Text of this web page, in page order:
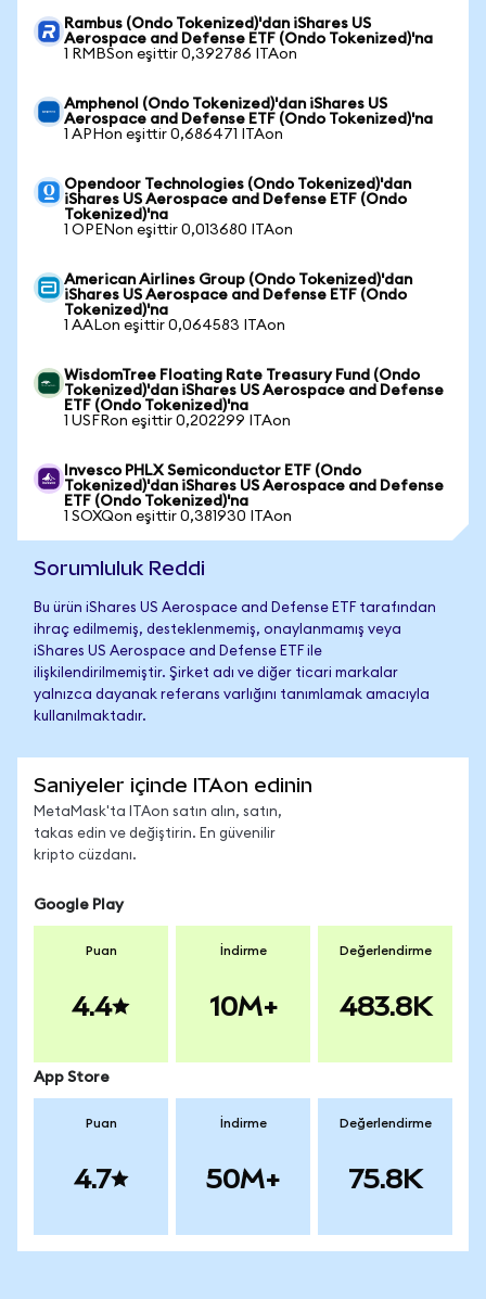
Rambus (Ondo Tokenized)'dan iShares US
Aerospace and Defense ETF (Ondo Tokenized)'na
1 RMBSon eşittir 0,392786 ITAon
Amphenol (Ondo Tokenized)'dan iShares US
Aerospace and Defense ETF (Ondo Tokenized)'na
1 APHon eşittir 0,686471 ITAon
Opendoor Technologies (Ondo Tokenized)'dan
iShares US Aerospace and Defense ETF (Ondo
Tokenized)'na
1 OPENon eşittir 0,013680 ITAon
American Airlines Group (Ondo Tokenized)'dan
iShares US Aerospace and Defense ETF (Ondo
Tokenized)'na
1 AALon eşittir 0,064583 ITAon
WisdomTree Floating Rate Treasury Fund (Ondo
Tokenized)'dan iShares US Aerospace and Defense
ETF (Ondo Tokenized)'na
1 USFRon eşittir 0,202299 ITAon
Invesco PHLX Semiconductor ETF (Ondo
Tokenized)'dan iShares US Aerospace and Defense
ETF (Ondo Tokenized)'na
1 SOXQon eşittir 0,381930 ITAon
Sorumluluk Reddi
Bu ürün iShares US Aerospace and Defense ETF tarafından
ihraç edilmemiş, desteklenmemiş, onaylanmamış veya
iShares US Aerospace and Defense ETF ile
ilişkilendirilmemiştir. Şirket adı ve diğer ticari markalar
yalnızca dayanak referans varlığını tanımlamak amacıyla
kullanılmaktadır.
Saniyeler içinde ITAon edinin
MetaMask'ta ITAon satın alın, satın,
takas edin ve değiştirin. En güvenilir
kripto cüzdanı.
Google Play
Puan
4.4
İndirme
10M+
Değerlendirme
483.8K
App Store
Puan
4.7
İndirme
50M+
Değerlendirme
75.8K